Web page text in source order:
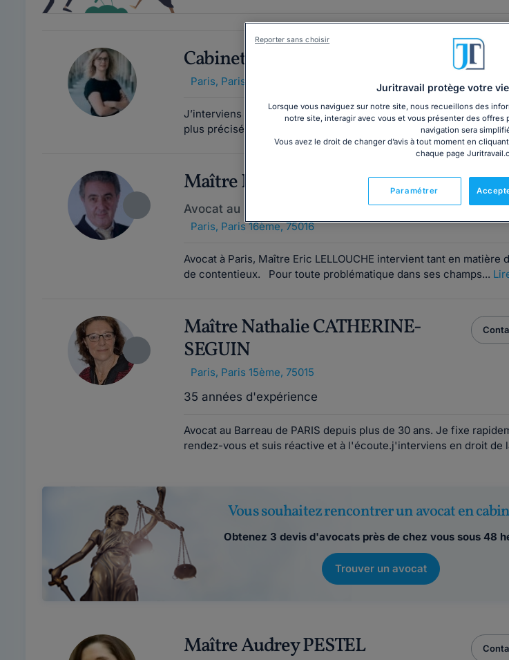
Cabinet TABORDET-MERIGOUX
Paris, Paris 16ème, 75016
J’interviens en conseil et en contentieux principalement en droit
plus précisément dans les domaines du droit locatif (baux...Lire la
Maître Eric LELLOUCHE
Avocat au barreau de Paris
Paris, Paris 16ème, 75016
Avocat à Paris, Maître Eric LELLOUCHE intervient tant en matière
de contentieux. Pour toute problématique dans ses champs...
Maître Nathalie CATHERINE-
SEGUIN
Paris, Paris 15ème, 75015
35 années d'expérience
Avocat au Barreau de PARIS depuis plus de 30 ans. Je fixe
rendez-vous et suis réactive et à l'écoute.j'interviens en droit de
Vous souhaitez rencontrer un avocat en
Obtenez 3 devis d'avocats près de chez vous sous 48
Trouver un avocat
Maître Audrey PESTEL
Juritravail protège votre
Lorsque vous naviguez sur notre site, nous recueillons des
notre site, interagir avec vous et vous présenter des offres
navigation sera
Vous avez le droit de changer d’avis à tout moment en
chaque page
Paramétrer
Reporter sans choisir